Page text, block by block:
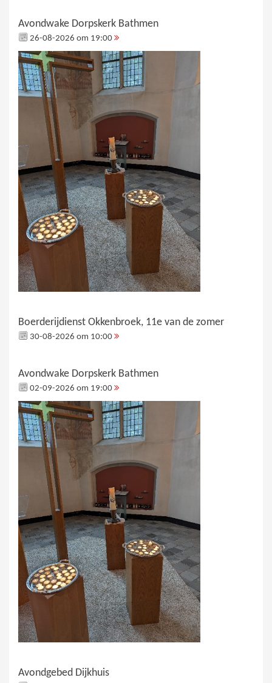
Avondwake Dorpskerk Bathmen
26-08-2026 om 19:00
Boerderijdienst Okkenbroek, 11e van de zomer
30-08-2026 om 10:00
Avondwake Dorpskerk Bathmen
02-09-2026 om 19:00
Avondgebed Dijkhuis